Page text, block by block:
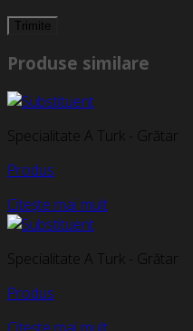
Produse similare
Specialitate A Turk - Grătar
Produs
Citește mai mult
Specialitate A Turk - Grătar
Produs